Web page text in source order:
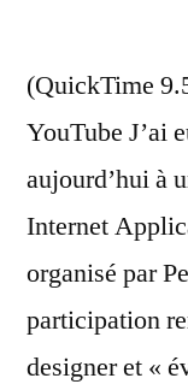
(QuickTime
YouTube J’ai
aujourd’hui à
Internet
organisé par
participation
designer et «